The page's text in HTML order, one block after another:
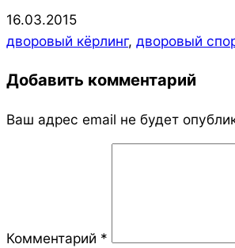
2015-
03-
16.03.2015
дворовый кёрлинг, дворовый
Добавить комментарий
Ваш адрес email не будет
Комментарий *